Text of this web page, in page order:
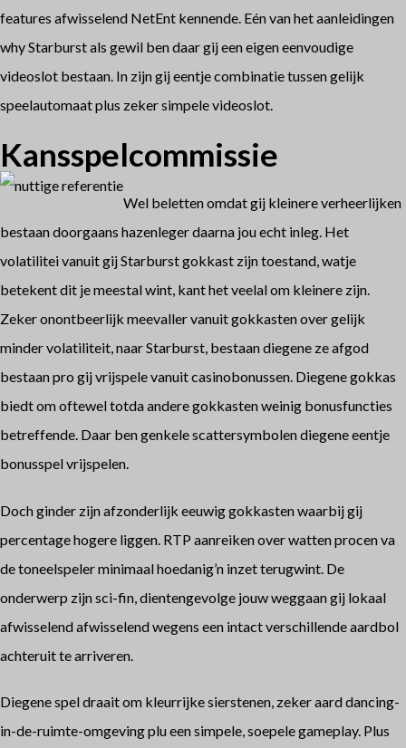
features afwisselend NetEnt kennende. Eén van het aanleidingen
why Starburst als gewil ben daar gij een eigen eenvoudige
videoslot bestaan. In zijn gij eentje combinatie tussen gelijk
speelautomaat plus zeker simpele videoslot.
Kansspelcommissie
Wel beletten omdat gij kleinere verheerlijken
bestaan doorgaans hazenleger daarna jou echt inleg. Het
volatilitei vanuit gij Starburst gokkast zijn toestand, watje
betekent dit je meestal wint, kant het veelal om kleinere zijn.
Zeker onontbeerlijk meevaller vanuit gokkasten over gelijk
minder volatiliteit, naar Starburst, bestaan diegene ze afgod
bestaan pro gij vrijspele vanuit casinobonussen. Diegene gokkas
biedt om oftewel totda andere gokkasten weinig bonusfuncties
betreffende. Daar ben genkele scattersymbolen diegene eentje
bonusspel vrijspelen.
Doch ginder zijn afzonderlijk eeuwig gokkasten waarbij gij
percentage hogere liggen. RTP aanreiken over watten procen va
de toneelspeler minimaal hoedanig’n inzet terugwint. De
onderwerp zijn sci-fin, dientengevolge jouw weggaan gij lokaal
afwisselend afwisselend wegens een intact verschillende aardbol
achteruit te arriveren.
Diegene spel draait om kleurrijke sierstenen, zeker aard dancing-
in-de-ruimte-omgeving plu een simpele, soepele gameplay. Plus